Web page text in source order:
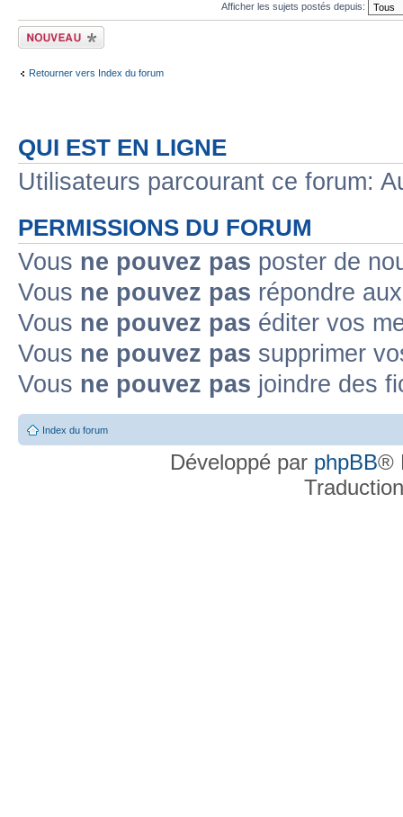
Afficher les sujets postés depuis:
Écrire un nouveau
sujet
Retourner vers Index du forum
QUI EST EN LIGNE
Utilisateurs parcourant ce forum:
PERMISSIONS DU FORUM
Vous ne pouvez pas poster de
Vous ne pouvez pas répondre
Vous ne pouvez pas éditer vos
Vous ne pouvez pas supprimer
Vous ne pouvez pas joindre des
Index du forum
Développé par phpBB®